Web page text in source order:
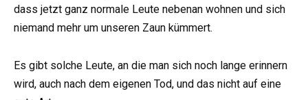
dass jetzt ganz normale Leute nebenan wohnen und sich
niemand mehr um unseren Zaun kümmert.
Es gibt solche Leute, an die man sich noch lange erinnern
wird, auch nach dem eigenen Tod, und das nicht auf eine